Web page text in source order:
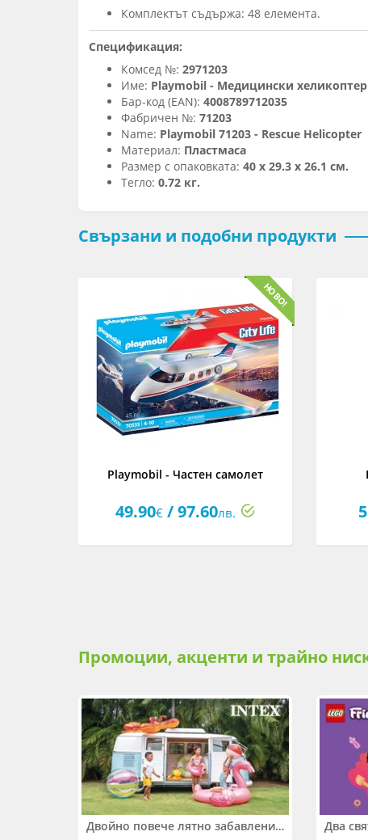
Комплектът съдържа: 48 елемента.
Спецификация:
Комсед №: 2971203
Име: Playmobil - Медицински хеликоптер
Бар-код (EAN): 4008789712035
Фабричен №: 71203
Name: Playmobil 71203 - Rescue Helicopter
Материал: Пластмаса
Размер с опаковката: 40 х 29.3 х 26.1 см.
Тегло: 0.72 кг.
Свързани и подобни продукти
Playmobil - Частен самолет
49.90€ / 97.60лв.
Промоции, акценти и трайно
Двойно повече лятно забавление! Купи 2 продукта INTEX и вземи -33%